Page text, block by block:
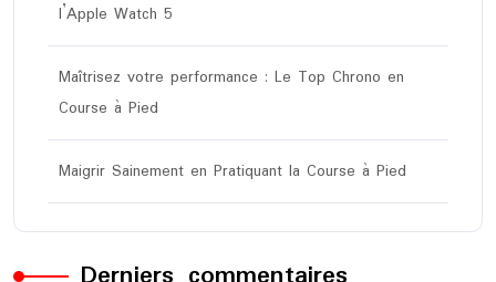
l’Apple Watch 5
Maîtrisez votre performance : Le Top Chrono en
Course à Pied
Maigrir Sainement en Pratiquant la Course à Pied